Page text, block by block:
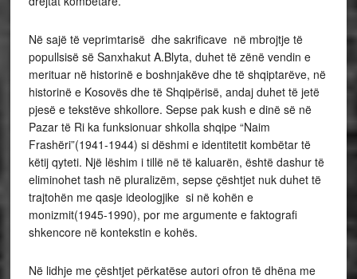
Në sajë të veprimtarisë dhe sakrificave në mbrojtje të
popullsisë së Sanxhakut A.Blyta, duhet të zënë vendin e
merituar në historinë e boshnjakëve dhe të shqiptarëve, në
historinë e Kosovës dhe të Shqipërisë, andaj duhet të jetë
pjesë e tekstëve shkollore. Sepse pak kush e dinë së në
Pazar të Ri ka funksionuar shkolla shqipe “Naim
Frashëri”(1941-1944) si dëshmi e identitetit kombëtar të
këtij qyteti. Një lëshim i tillë në të kaluarën, është dashur të
eliminohet tash në pluralizëm, sepse çështjet nuk duhet të
trajtohën me qasje ideologjike si në kohën e
monizmit(1945-1990), por me argumente e faktografi
shkencore në kontekstin e kohës.
Në lidhje me çështjet përkatëse autori ofron të dhëna me